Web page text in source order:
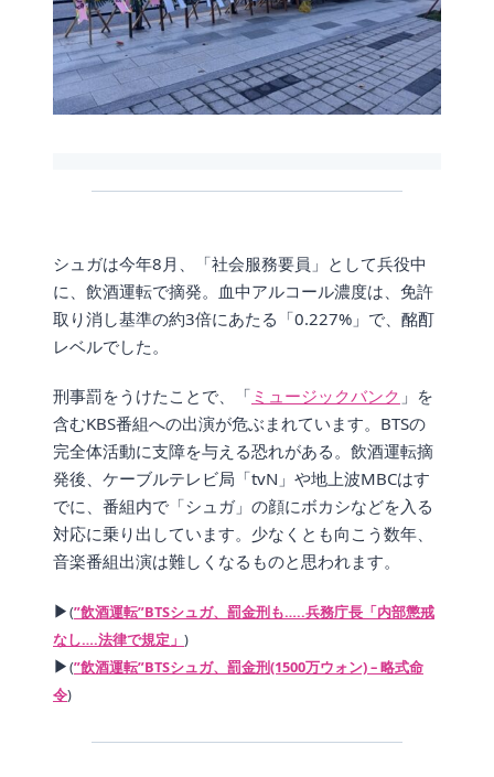
シュガは今年8月、「社会服務要員」として兵役中
に、飲酒運転で摘発。血中アルコール濃度は、免許
取り消し基準の約3倍にあたる「0.227%」で、酩酊
レベルでした。
刑事罰をうけたことで、「 ミュージックバンク 」を
含むKBS番組への出演が危ぶまれています。BTSの
完全体活動に支障を与える恐れがある。飲酒運転摘
発後、ケーブルテレビ局「tvN」や地上波MBCはす
でに、番組内で「シュガ」の顔にボカシなどを入る
対応に乗り出しています。少なくとも向こう数年、
音楽番組出演は難しくなるものと思われます。
▶(”飲酒運転”BTSシュガ、罰金刑も…..兵務庁長「内部懲戒
なし….法律で規定」 )
▶(”飲酒運転”BTSシュガ、罰金刑(1500万ウォン) – 略式命
令)